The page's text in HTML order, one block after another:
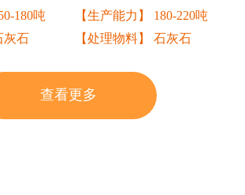
180吨
灰石
【生产能力】 180-220吨
【处理物料】 石灰石
查看更多